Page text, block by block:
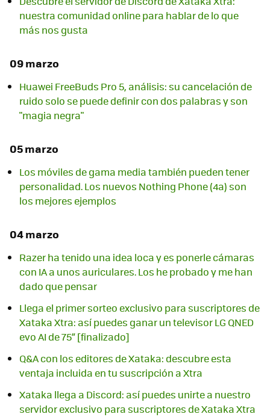
nuestra comunidad online para hablar de lo que
más nos gusta
09 marzo
Huawei FreeBuds Pro 5, análisis: su cancelación de
ruido solo se puede definir con dos palabras y son
"magia negra"
05 marzo
Los móviles de gama media también pueden tener
personalidad. Los nuevos Nothing Phone (4a) son
los mejores ejemplos
04 marzo
Razer ha tenido una idea loca y es ponerle cámaras
con IA a unos auriculares. Los he probado y me han
dado que pensar
Llega el primer sorteo exclusivo para suscriptores de
Xataka Xtra: así puedes ganar un televisor LG QNED
evo AI de 75” [finalizado]
Q&A con los editores de Xataka: descubre esta
ventaja incluida en tu suscripción a Xtra
Xataka llega a Discord: así puedes unirte a nuestro
servidor exclusivo para suscriptores de Xataka Xtra